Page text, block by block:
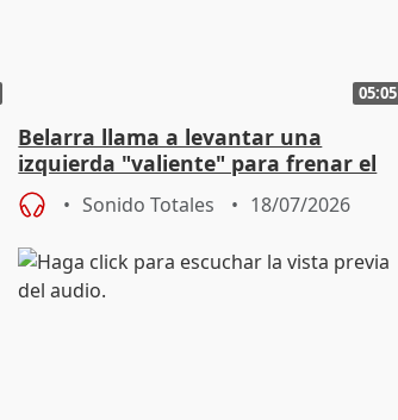
05:05
Belarra llama a levantar una
izquierda "valiente" para frenar el
avance de la extrema derecha
Sonido Totales 18/07/2026